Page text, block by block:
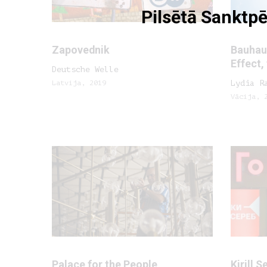
Zapovednik
Deutsche Welle
Latvija, 2019
Effect,
Lydia
Vācija,
Palace for the People
Kirill
Pilsētā